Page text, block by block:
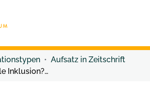
Aufsatz in Zeitschrift
Intersektionale Inklusion? Disability Studies und Kritische Migrationsforschung als Alternativen zu hegemonialer Wissensproduktion